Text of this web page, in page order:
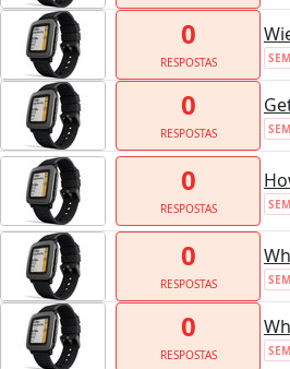
0
RESPOSTAS
0
RESPOSTAS
0
RESPOSTAS
0
RESPOSTAS
0
RESPOSTAS